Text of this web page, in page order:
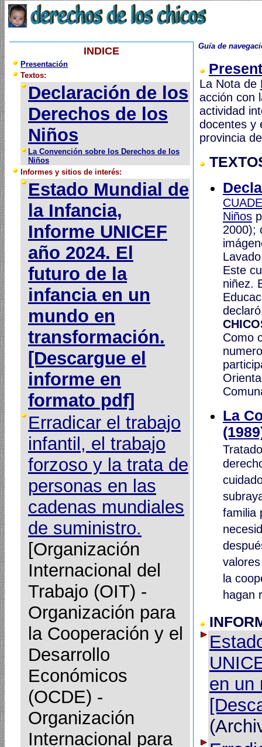
INDICE
Presentación
Textos:
Declaración de los
Derechos de los
Niños
La Convención sobre los Derechos de los
Niños
Informes y sitios de interés:
Estado Mundial de
la Infancia,
Informe UNICEF
año 2024. El
futuro de la
infancia en un
mundo en
transformación.
[Descargue el
informe en
formato pdf]
Erradicar el trabajo
infantil, el trabajo
forzoso y la trata de
personas en las
cadenas mundiales
de suministro.
[Organización
Internacional del
Trabajo (OIT) -
Organización para
la Cooperación y el
Desarrollo
Económicos
(OCDE) -
Organización
Internacional para
Guía de
La Nota de
acción con
actividad
docentes y
provincia
Niños
2000);
Este
niñez.
Como
La
familia
la
hagan
en un